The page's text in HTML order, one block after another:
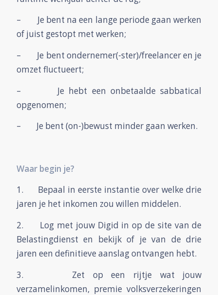
– Je bent na een lange periode gaan werken
of juist gestopt met werken;
– Je bent ondernemer(-ster)/freelancer en je
omzet fluctueert;
– Je hebt een onbetaalde sabbatical
opgenomen;
– Je bent (on-)bewust minder gaan werken.
Waar begin je?
1. Bepaal in eerste instantie over welke drie
jaren je het inkomen zou willen middelen.
2. Log met jouw Digid in op de site van de
Belastingdienst en bekijk of je van de drie
jaren een definitieve aanslag ontvangen hebt.
3. Zet op een rijtje wat jouw
verzamelinkomen, premie volksverzekeringen